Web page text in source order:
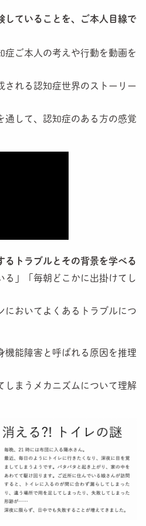
ていることを、ご本人目線で
症ご本人の考えや行動を動画を
される認知症世界のストーリー
通して、認知症のある方の感覚
トラブルとその背景を学べる
る」「毎朝どこかに出掛けてし
においてよくあるトラブルにつ
機能障害と呼ばれる原因を推理
しまうメカニズムについて理解